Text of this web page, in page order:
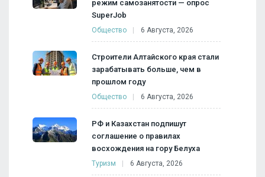
режим самозанятости — опрос
SuperJob
Общество 6 Августа, 2026
Строители Алтайского края стали
зарабатывать больше, чем в
прошлом году
Общество 6 Августа, 2026
РФ и Казахстан подпишут
соглашение о правилах
восхождения на гору Белуха
Туризм 6 Августа, 2026